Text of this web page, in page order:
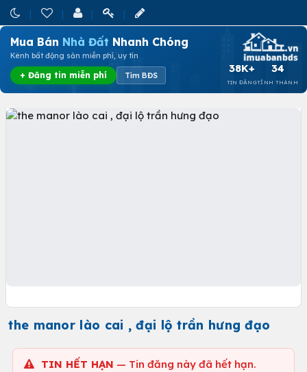
Mua Bán Nhà Đất Nhanh Chóng
Kênh bất động sản miễn phí, uy tín
+ Đăng tin miễn phí Tìm BĐS
38K+
TIN ĐĂNG
34
TỈNH THÀNH
the manor lào cai , đại lộ trần hưng đạo
TIN HẾT HẠN — Tin đăng này đã hết hạn.